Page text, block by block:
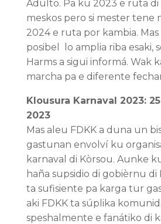
Adulto. Pa ku 2023 e ruta di
meskos pero si mester tene
2024 e ruta por kambia.
posibel lo amplia riba esaki,
Harms a sigui informá. Wak
marcha pa e diferente
Klousura Karnaval 2023:
2023
Mas aleu FDKK a duna un
gastunan envolví ku
karnaval di Kòrsou. Aunke
haña supsidio di gobièrnu di
ta sufisiente pa karga tur
aki FDKK ta súplika
speshalmente e fanátiko di